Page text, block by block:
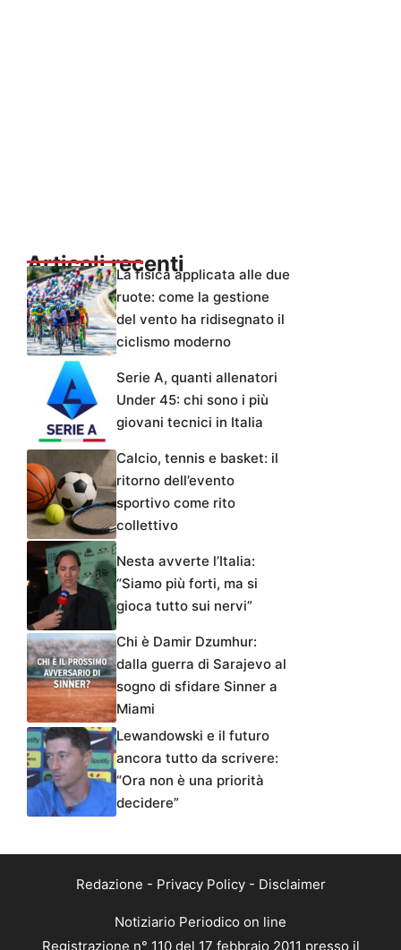
Articoli recentiLa fisica applicata alle due
ruote: come la gestione
del vento ha ridisegnato il
ciclismo moderno
Serie A, quanti allenatori
Under 45: chi sono i più
giovani tecnici in Italia
Calcio, tennis e basket: il
ritorno dell’evento
sportivo come rito
collettivo
Nesta avverte l’Italia:
“Siamo più forti, ma si
gioca tutto sui nervi”
Chi è Damir Dzumhur:
dalla guerra di Sarajevo al
sogno di sfidare Sinner a
Miami
Lewandowski e il futuro
ancora tutto da scrivere:
“Ora non è una priorità
decidere”
Redazione - Privacy Policy- Disclaimer
Notiziario Periodico on line
Registrazione n° 110 del 17 febbraio 2011 presso il